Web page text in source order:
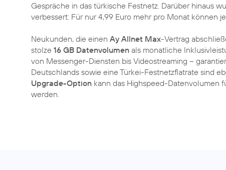
Gespräche in das türkische Festnetz. Darüber hinaus
verbessert: Für nur 4,99 Euro mehr pro Monat können
Neukunden, die einen Ay Allnet Max-Vertrag
stolze 16 GB Datenvolumen als monatliche
von Messenger-Diensten bis Videostreaming –
Deutschlands sowie eine Türkei-Festnetzflatrate sind
Upgrade-Option kann das Highspeed-Datenvolumen
werden.